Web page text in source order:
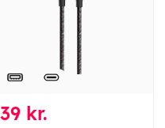
39 kr.